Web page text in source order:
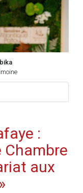
:
Chambre
aux